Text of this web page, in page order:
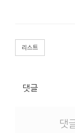
리스트
댓글
댓